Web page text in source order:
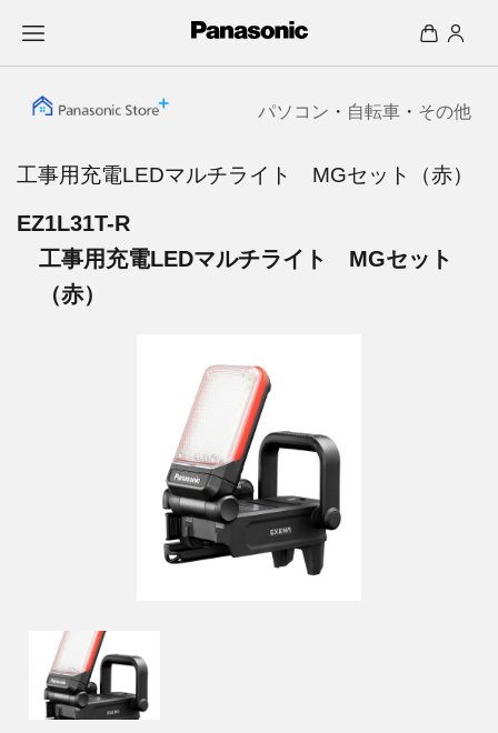
パソコン ・ 自転車 ・ その他
工事用充電LEDマルチライト MGセット（赤）
EZ1L31T-R
工事用充電LEDマルチライト MGセット
（赤）